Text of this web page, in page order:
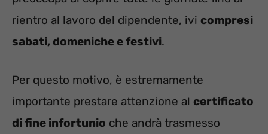
rientro al lavoro del dipendente, ivi compresi
sabati, domeniche e festivi.
Per questo motivo, è estremamente
importante prestare attenzione al certificato
di fine infortunio che andrà trasmesso